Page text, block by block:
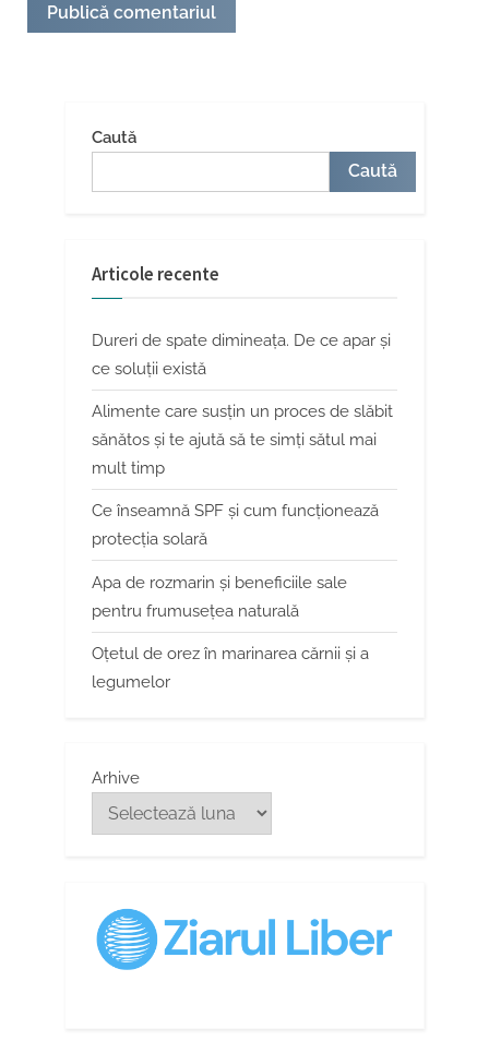
Caută
Caută
Articole recente
Dureri de spate dimineața. De ce apar și
ce soluții există
Alimente care susțin un proces de slăbit
sănătos și te ajută să te simți sătul mai
mult timp
Ce înseamnă SPF și cum funcționează
protecția solară
Apa de rozmarin și beneficiile sale
pentru frumusețea naturală
Oțetul de orez în marinarea cărnii și a
legumelor
Arhive